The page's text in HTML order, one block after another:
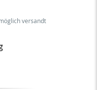
versandt